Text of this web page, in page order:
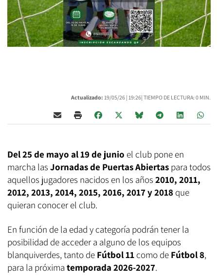
Actualizado: 19/05/26 | 19:26| TIEMPO DE LECTURA: 0 MIN.
Del 25 de mayo al 19 de junio el club pone en
marcha las Jornadas de Puertas Abiertas para todos
aquellos jugadores nacidos en los años 2010, 2011,
2012, 2013, 2014, 2015, 2016, 2017 y 2018 que
quieran conocer el club.
En función de la edad y categoría podrán tener la
posibilidad de acceder a alguno de los equipos
blanquiverdes, tanto de Fútbol 11 como de Fútbol 8,
para la próxima temporada 2026-2027.